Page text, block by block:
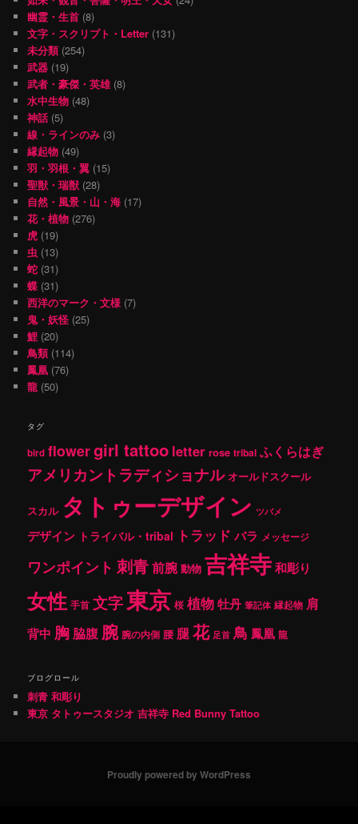
幽霊・生首 (8)
文字・スクリプト・Letter (131)
未分類(254)
武器 (19)
武者・豪傑・英雄(8)
水中生物 (48)
神話 (5)
線・ラインのみ (3)
縁起物 (49)
羽・羽根・翼 (15)
聖獣・瑞獣 (28)
自然・風景・山・海 (17)
花・植物 (276)
虎 (19)
虫 (13)
蛇 (31)
蝶 (31)
西洋のマーク・文様 (7)
鬼・妖怪 (25)
鯉 (20)
鳥類(114)
鳳凰 (76)
龍 (50)
タグ
bird flowergirl tattoo letter rose tribal ふくらはぎ
アメリカントラディショナル オールドスクール
スカル タトゥーデザイン ツバメ
デザイン トライバル・tribal トラッド バラ メッセージ
ワンポイント 刺青前腕 動物 吉祥寺和彫り
女性 手首 文字東京 桜 植物牡丹 筆記体 縁起物 肩
背中 胸 脇腹 腕 腕の内側 腰 腿花 足首 鳥 鳳凰 龍
ブログロール
刺青 和彫り
東京 タトゥースタジオ 吉祥寺 Red Bunny Tattoo
Proudly powered by WordPress